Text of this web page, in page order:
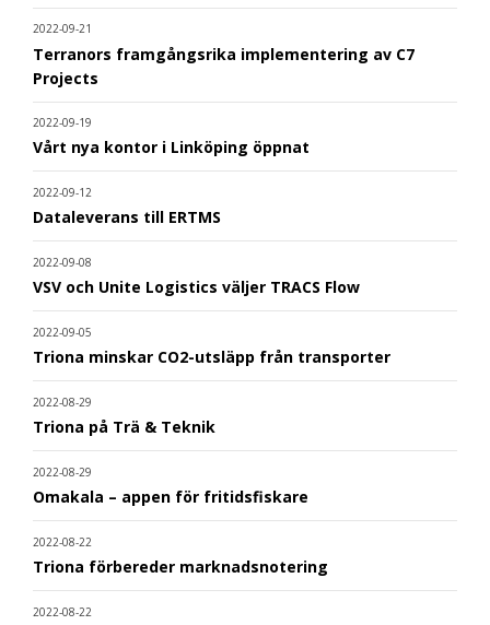
2022-09-21
Terranors framgångsrika implementering av C7
Projects
2022-09-19
Vårt nya kontor i Linköping öppnat
2022-09-12
Dataleverans till ERTMS
2022-09-08
VSV och Unite Logistics väljer TRACS Flow
2022-09-05
Triona minskar CO2-utsläpp från transporter
2022-08-29
Triona på Trä & Teknik
2022-08-29
Omakala – appen för fritidsfiskare
2022-08-22
Triona förbereder marknadsnotering
2022-08-22